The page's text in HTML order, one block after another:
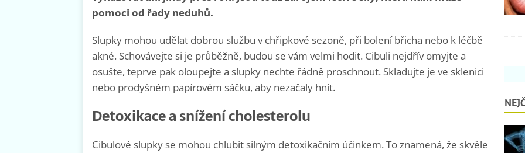
pomoci od řady neduhů.
Slupky mohou udělat dobrou službu v chřipkové sezoně, při bolení břicha nebo k léčbě
akné. Schovávejte si je průběžně, budou se vám velmi hodit. Cibuli nejdřív omyjte a
osušte, teprve pak oloupejte a slupky nechte řádně proschnout. Skladujte je ve sklenici
nebo prodyšném papírovém sáčku, aby nezačaly hnít.
Detoxikace a snížení cholesterolu
Cibulové slupky se mohou chlubit silným detoxikačním účinkem. To znamená, že skvěle